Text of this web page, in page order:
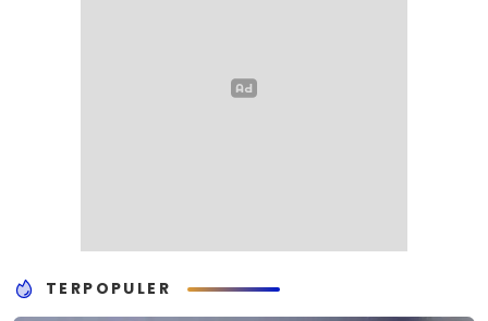
TERPOPULER